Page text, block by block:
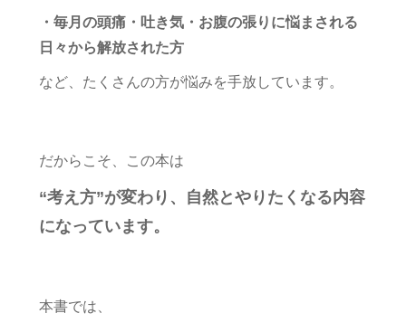
・毎月の頭痛・吐き気・お腹の張りに悩まされる
日々から解放された方
など、たくさんの方が悩みを手放しています。
だからこそ、この本は
“考え方”が変わり、自然とやりたくなる内容
になっています。
本書では、